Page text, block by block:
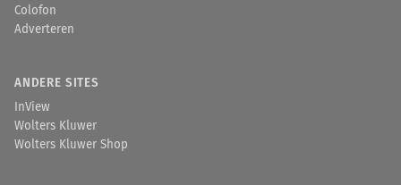
Colofon
Adverteren
ANDERE SITES
InView
Wolters Kluwer
Wolters Kluwer Shop